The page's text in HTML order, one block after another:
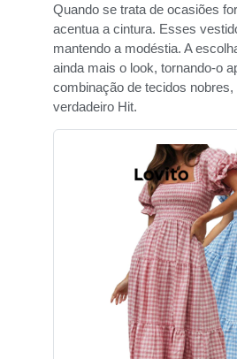
Quando se trata de ocasiões
acentua a cintura. Esses
mantendo a modéstia. A
ainda mais o look, tornando-o
combinação de tecidos
verdadeiro Hit.